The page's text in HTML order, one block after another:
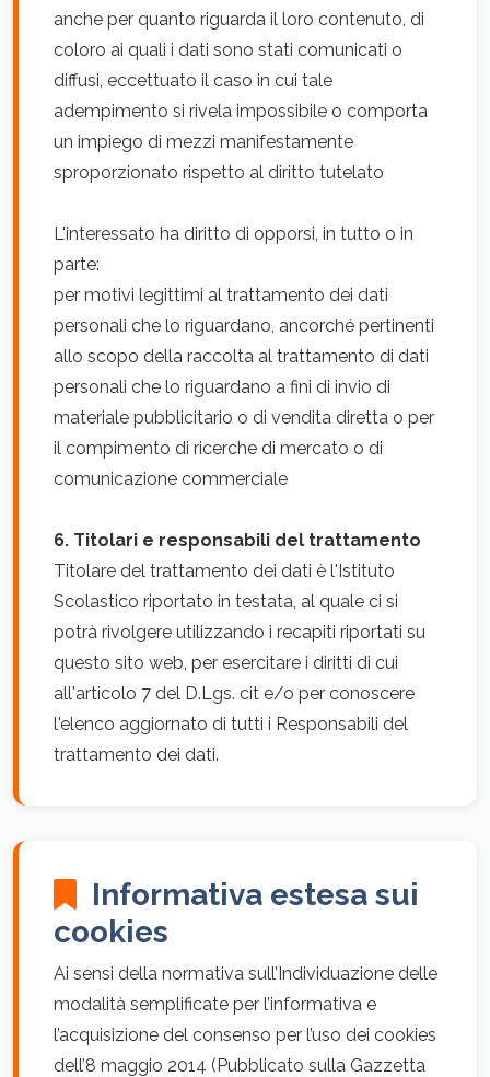
anche per quanto riguarda il loro contenuto, di
coloro ai quali i dati sono stati comunicati o
diffusi, eccettuato il caso in cui tale
adempimento si rivela impossibile o comporta
un impiego di mezzi manifestamente
sproporzionato rispetto al diritto tutelato
L'interessato ha diritto di opporsi, in tutto o in
parte:
per motivi legittimi al trattamento dei dati
personali che lo riguardano, ancorché pertinenti
allo scopo della raccolta al trattamento di dati
personali che lo riguardano a fini di invio di
materiale pubblicitario o di vendita diretta o per
il compimento di ricerche di mercato o di
comunicazione commerciale
6. Titolari e responsabili del trattamento
Titolare del trattamento dei dati è l'Istituto
Scolastico riportato in testata, al quale ci si
potrà rivolgere utilizzando i recapiti riportati su
questo sito web, per esercitare i diritti di cui
all'articolo 7 del D.Lgs. cit e/o per conoscere
l'elenco aggiornato di tutti i Responsabili del
trattamento dei dati.
Informativa estesa sui
cookies
Ai sensi della normativa sull’Individuazione delle
modalità semplificate per l’informativa e
l’acquisizione del consenso per l’uso dei cookies
dell’8 maggio 2014 (Pubblicato sulla Gazzetta